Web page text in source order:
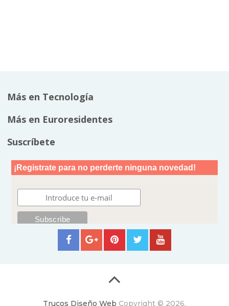
Más en Tecnología
Más en Euroresidentes
Suscríbete
Trucos Diseño Web Copyright © 2026.